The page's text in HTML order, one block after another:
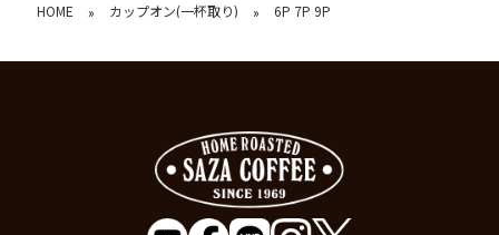
HOME » カップオン(一杯取り) » 6P 7P 9P